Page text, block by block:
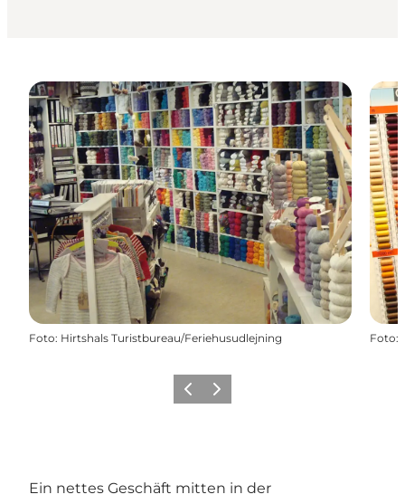
Foto: Hirtshals Turistbureau/Feriehusudlejning Foto:
ZurückWeiter
Ein nettes Geschäft mitten in der